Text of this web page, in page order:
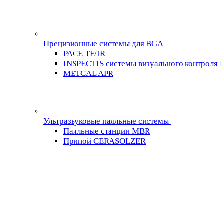
Прецизионные системы для BGA
PACE TF/IR
INSPECTIS системы визуального контроля
METCAL APR
Ультразвуковые паяльные системы
Паяльные станции MBR
Припой CERASOLZER